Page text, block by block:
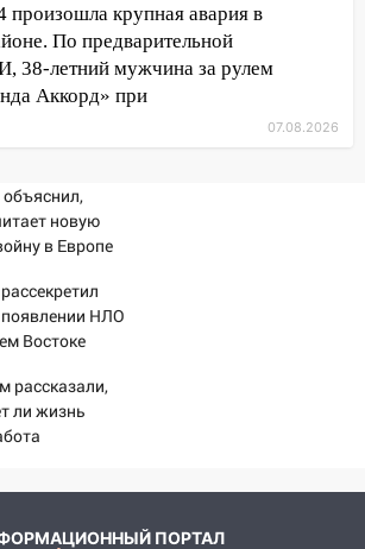
мужчину
улицах Ульяновска
холодную воду
двоих участников
на 7 и 8 лет
сбили над
и Саратовской
Шурыгина уверовала в
директора фирмы
за неуплату налогов на 48
на питбайке сбил
пострадали двое
произошла крупная авария в
По предварительной
38-летний мужчина за рулем
Аккорд» при
07.08.2026
новую
в Европе
НЛО
Востоке
рассказали,
ли жизнь
ПОРТАЛ